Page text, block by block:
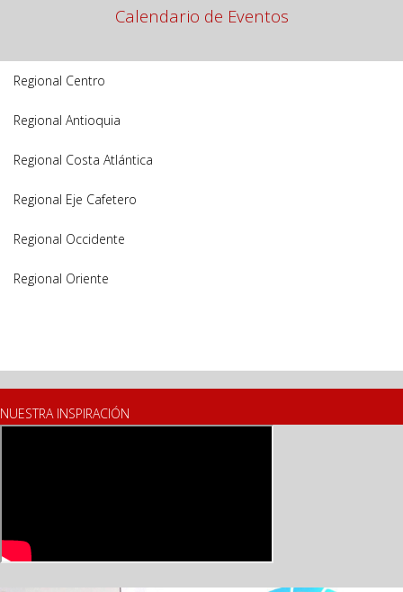
Calendario de Eventos
Regional Centro
Regional Antioquia
Regional Costa Atlántica
Regional Eje Cafetero
Regional Occidente
Regional Oriente
NUESTRA INSPIRACIÓN